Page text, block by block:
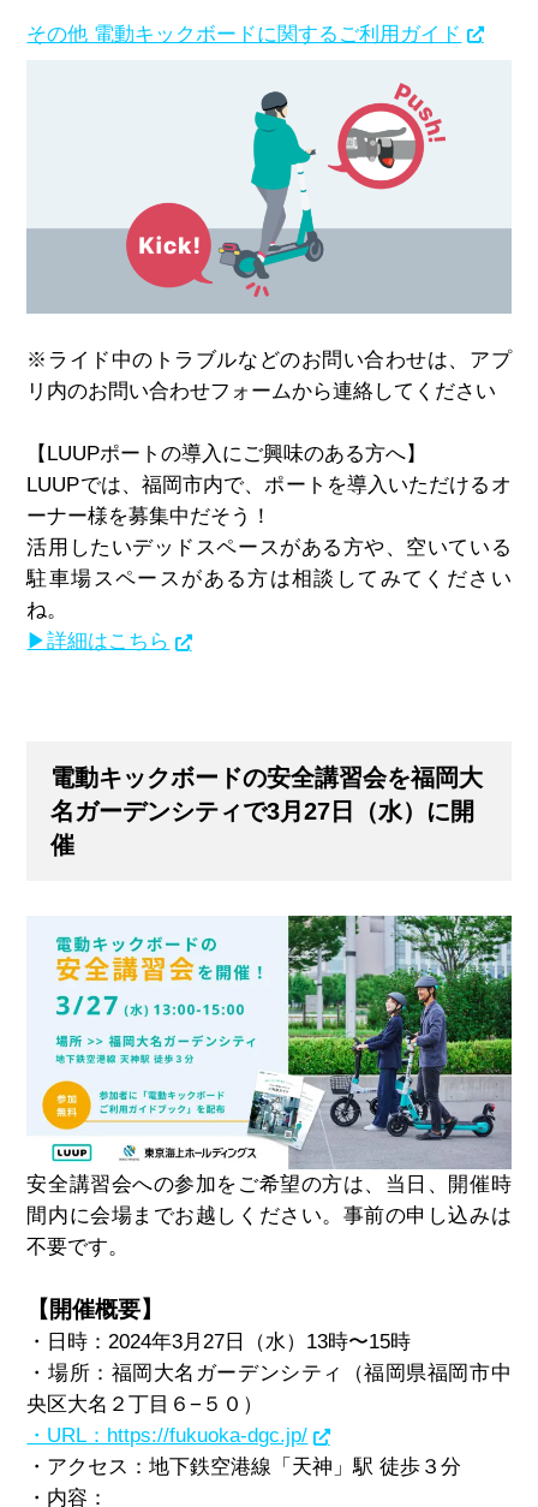
その他 電動キックボードに関するご利用ガイド
※ライド中のトラブルなどのお問い合わせは、アプ
リ内のお問い合わせフォームから連絡してください
【LUUPポートの導入にご興味のある方へ】
LUUPでは、福岡市内で、ポートを導入いただけるオ
ーナー様を募集中だそう！
活用したいデッドスペースがある方や、空いている
駐車場スペースがある方は相談してみてください
ね。
▶詳細はこちら
電動キックボードの安全講習会を福岡大
名ガーデンシティで3月27日（水）に開
催
安全講習会への参加をご希望の方は、当日、開催時
間内に会場までお越しください。事前の申し込みは
不要です。
【開催概要】
・日時：2024年3月27日（水）13時〜15時
・場所：福岡大名ガーデンシティ（福岡県福岡市中
央区大名２丁目６−５０）
・URL：https://fukuoka-dgc.jp/
・アクセス：地下鉄空港線「天神」駅 徒歩３分
・内容：